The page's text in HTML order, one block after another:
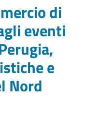
di
eventi
e
Nord